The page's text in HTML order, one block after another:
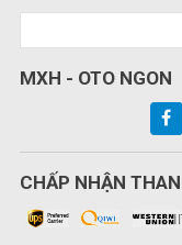
MXH - OTO NGON
CHẤP NHẬN